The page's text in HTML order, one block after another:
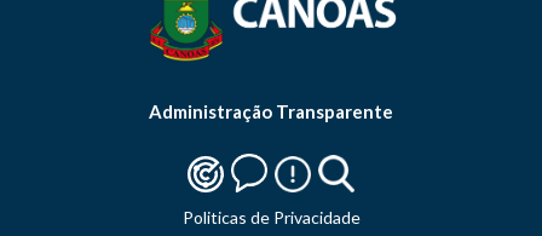
Administração Transparente
Politicas de Privacidade